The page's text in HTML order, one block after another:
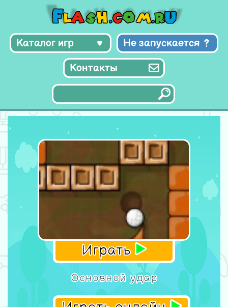
Каталог игр Не запускается
Контакты
Играть
Основной удар